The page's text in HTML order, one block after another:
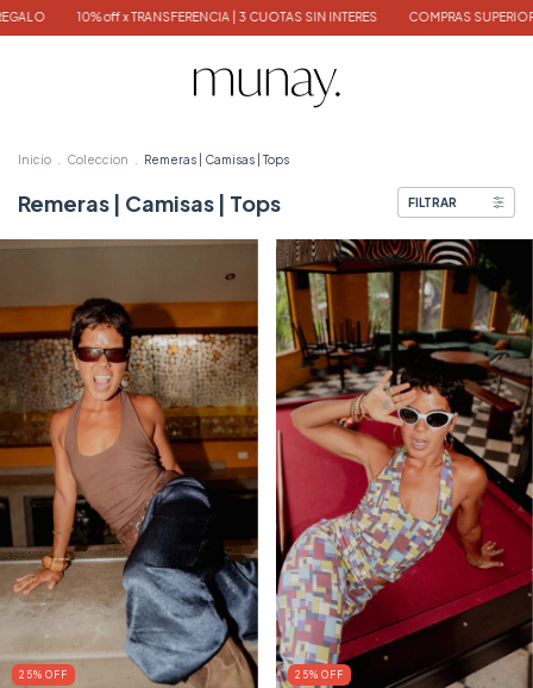
| 3 CUOTAS SIN INTERES COMPRAS SUPERIORES $300.000 TOTE
Inicio Coleccion Remeras | Camisas | Tops
Remeras | Camisas | Tops FILTRAR
25% OFF 25% OFF